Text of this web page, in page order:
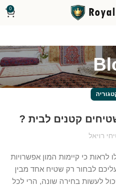
0
קטנים לבית ?
רויאל
כי קיימות המון אפשרויות
לבחור רק שטיח אחד מבין
לעשות בחירה שונה, הרי לכל